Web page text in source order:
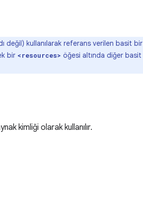
değil) kullanılarak referans verilen basit bir
bir <resources> öğesi altında diğer basit
kimliği olarak kullanılır.